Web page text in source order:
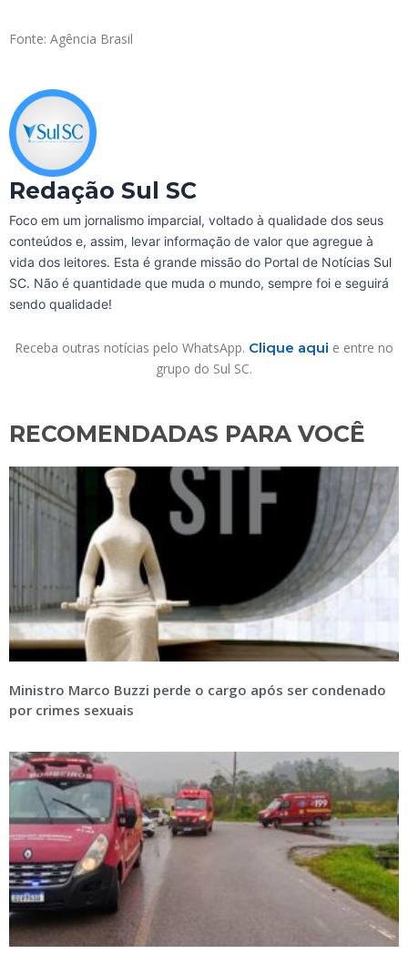
Fonte: Agência Brasil
Redação Sul SC
Foco em um jornalismo imparcial, voltado à qualidade dos seus
conteúdos e, assim, levar informação de valor que agregue à
vida dos leitores. Esta é grande missão do Portal de Notícias Sul
SC. Não é quantidade que muda o mundo, sempre foi e seguirá
sendo qualidade!
Receba outras notícias pelo WhatsApp. Clique aqui e entre no
grupo do Sul SC.
RECOMENDADAS PARA VOCÊ​
Ministro Marco Buzzi perde o cargo após ser condenado
por crimes sexuais